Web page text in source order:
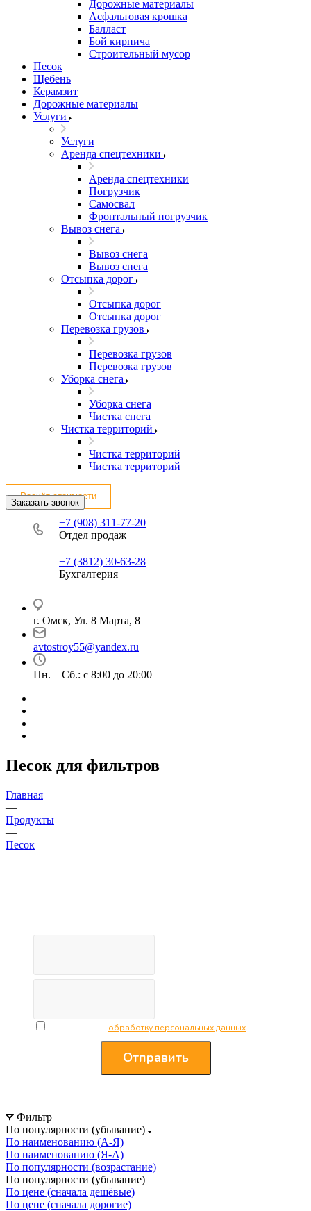
Дорожные материалы
Асфальтовая крошка
Балласт
Бой кирпича
Строительный мусор
Песок
Щебень
Керамзит
Дорожные материалы
Услуги
Услуги
Аренда спецтехники
Аренда спецтехники
Погрузчик
Самосвал
Фронтальный погрузчик
Вывоз снега
Вывоз снега
Вывоз снега
Отсыпка дорог
Отсыпка дорог
Отсыпка дорог
Перевозка грузов
Перевозка грузов
Перевозка грузов
Уборка снега
Уборка снега
Чистка снега
Чистка территорий
Чистка территорий
Чистка территорий
Расчёт стоимости
Заказать звонок
+7 (908) 311-77-20
Отдел продаж
+7 (3812) 30-63-28
Бухгалтерия
г. Омск, Ул. 8 Марта, 8
avtostroy55@yandex.ru
Пн. – Сб.: с 8:00 до 20:00
Песок для фильтров
Главная
—
Продукты
—
Песок
обработку персональных данных
Отправить
Фильтр
По популярности (убывание)
По наименованию (А-Я)
По наименованию (Я-А)
По популярности (возрастание)
По популярности (убывание)
По цене (сначала дешёвые)
По цене (сначала дорогие)